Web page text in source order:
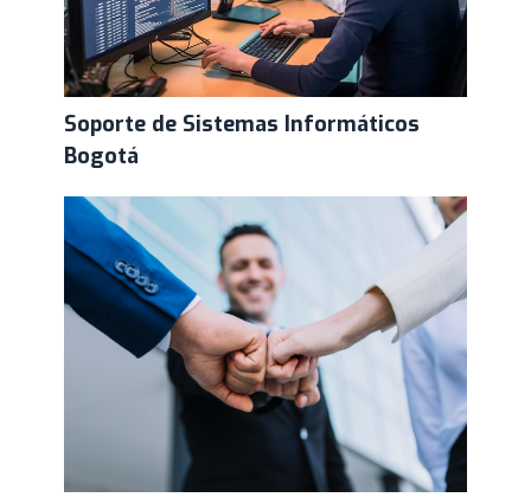
Soporte de Sistemas Informáticos
Bogotá